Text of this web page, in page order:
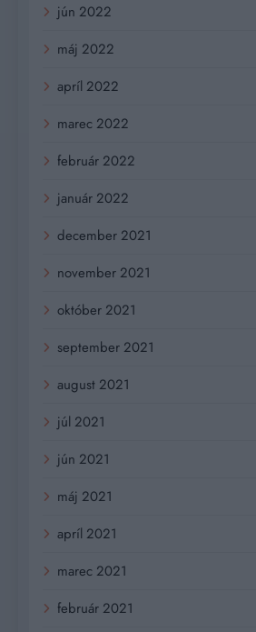
jún 2022
máj 2022
apríl 2022
marec 2022
február 2022
január 2022
december 2021
november 2021
október 2021
september 2021
august 2021
júl 2021
jún 2021
máj 2021
apríl 2021
marec 2021
február 2021